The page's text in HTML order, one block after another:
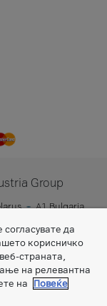
Group
A1 Bulgaria
да
корисничко
страната,
на релевантна
на
Повеќе